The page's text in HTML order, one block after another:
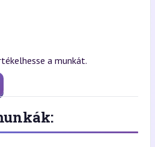
a munkát.